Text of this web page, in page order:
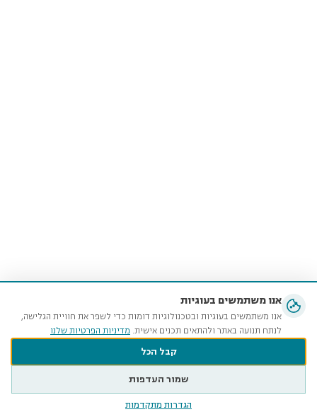
אנו משתמשים בעוגיות
אנו משתמשים בעוגיות ובטכנולוגיות דומות כדי לשפר את חוויית הגלישה,
לנתח תנועה באתר ולהתאים תכנים אישית. מדיניות הפרטיות שלנו
קבל הכל
שמור העדפות
הגדרות מתקדמות